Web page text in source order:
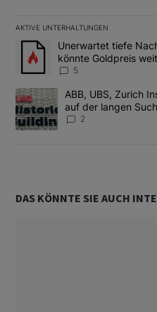
AKTIVE UNTERHALTUNGEN
Das Folgende ist eine Liste
Ein Trendartikel mit dem
Unerwartet tiefe
könnte Goldpreis
5
Ein Trendartikel mit dem Titel
ABB, UBS, Zurich
auf der langen
2
DAS KÖNNTE SIE AUCH